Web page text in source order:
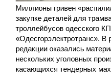
Миллионы гривен
закупке деталей для
троллейбусов одесского КП
«Одесгорэлектротранс». В
редакции оказались
нескольких уголовных
касающихся тендерных